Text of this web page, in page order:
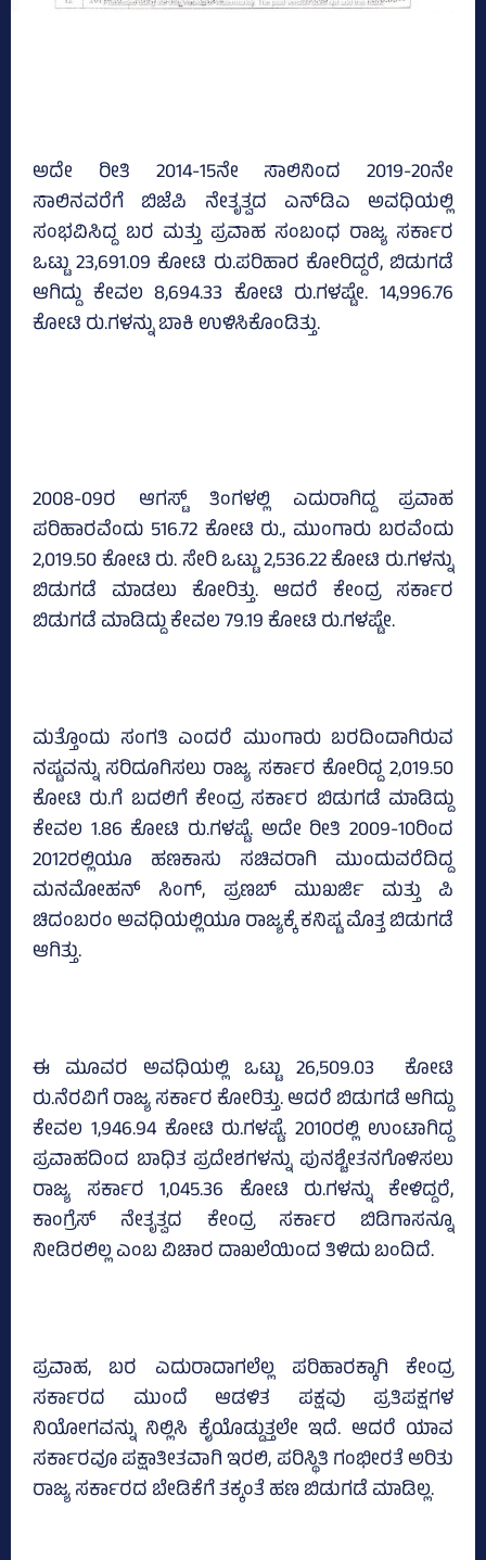
ಅದೇ ರೀತಿ 2014-15ನೇ ಸಾಲಿನಿಂದ 2019-20ನೇ
ಸಾಲಿನವರೆಗೆ ಬಿಜೆಪಿ ನೇತೃತ್ವದ ಎನ್‌ಡಿಎ ಅವಧಿಯಲ್ಲಿ
ಸಂಭವಿಸಿದ್ದ ಬರ ಮತ್ತು ಪ್ರವಾಹ ಸಂಬಂಧ ರಾಜ್ಯ ಸರ್ಕಾರ
ಒಟ್ಟು 23,691.09 ಕೋಟಿ ರು.ಪರಿಹಾರ ಕೋರಿದ್ದರೆ, ಬಿಡುಗಡೆ
ಆಗಿದ್ದು ಕೇವಲ 8,694.33 ಕೋಟಿ ರು.ಗಳಷ್ಟೇ. 14,996.76
ಕೋಟಿ ರು.ಗಳನ್ನು ಬಾಕಿ ಉಳಿಸಿಕೊಂಡಿತ್ತು.
2008-09ರ ಆಗಸ್ಟ್‌ ತಿಂಗಳಲ್ಲಿ ಎದುರಾಗಿದ್ದ ಪ್ರವಾಹ
ಪರಿಹಾರವೆಂದು 516.72 ಕೋಟಿ ರು., ಮುಂಗಾರು ಬರವೆಂದು
2,019.50 ಕೋಟಿ ರು. ಸೇರಿ ಒಟ್ಟು 2,536.22 ಕೋಟಿ ರು.ಗಳನ್ನು
ಬಿಡುಗಡೆ ಮಾಡಲು ಕೋರಿತ್ತು. ಆದರೆ ಕೇಂದ್ರ ಸರ್ಕಾರ
ಬಿಡುಗಡೆ ಮಾಡಿದ್ದು ಕೇವಲ 79.19 ಕೋಟಿ ರು.ಗಳಷ್ಟೇ.
ಮತ್ತೊಂದು ಸಂಗತಿ ಎಂದರೆ ಮುಂಗಾರು ಬರದಿಂದಾಗಿರುವ
ನಷ್ಟವನ್ನು ಸರಿದೂಗಿಸಲು ರಾಜ್ಯ ಸರ್ಕಾರ ಕೋರಿದ್ದ 2,019.50
ಕೋಟಿ ರು.ಗೆ ಬದಲಿಗೆ ಕೇಂದ್ರ ಸರ್ಕಾರ ಬಿಡುಗಡೆ ಮಾಡಿದ್ದು
ಕೇವಲ 1.86 ಕೋಟಿ ರು.ಗಳಷ್ಟೆ. ಅದೇ ರೀತಿ 2009-10ರಿಂದ
2012ರಲ್ಲಿಯೂ ಹಣಕಾಸು ಸಚಿವರಾಗಿ ಮುಂದುವರೆದಿದ್ದ
ಮನಮೋಹನ್‌ ಸಿಂಗ್‌, ಪ್ರಣಬ್‌ ಮುಖರ್ಜಿ ಮತ್ತು ಪಿ
ಚಿದಂಬರಂ ಅವಧಿಯಲ್ಲಿಯೂ ರಾಜ್ಯಕ್ಕೆ ಕನಿಷ್ಟ ಮೊತ್ತ ಬಿಡುಗಡೆ
ಆಗಿತ್ತು.
ಈ ಮೂವರ ಅವಧಿಯಲ್ಲಿ ಒಟ್ಟು 26,509.03 ಕೋಟಿ
ರು.ನೆರವಿಗೆ ರಾಜ್ಯ ಸರ್ಕಾರ ಕೋರಿತ್ತು. ಆದರೆ ಬಿಡುಗಡೆ ಆಗಿದ್ದು
ಕೇವಲ 1,946.94 ಕೋಟಿ ರು.ಗಳಷ್ಟೆ. 2010ರಲ್ಲಿ ಉಂಟಾಗಿದ್ದ
ಪ್ರವಾಹದಿಂದ ಬಾಧಿತ ಪ್ರದೇಶಗಳನ್ನು ಪುನಶ್ಚೇತನಗೊಳಿಸಲು
ರಾಜ್ಯ ಸರ್ಕಾರ 1,045.36 ಕೋಟಿ ರು.ಗಳನ್ನು ಕೇಳಿದ್ದರೆ,
ಕಾಂಗ್ರೆಸ್‌ ನೇತೃತ್ವದ ಕೇಂದ್ರ ಸರ್ಕಾರ ಬಿಡಿಗಾಸನ್ನೂ
ನೀಡಿರಲಿಲ್ಲ ಎಂಬ ವಿಚಾರ ದಾಖಲೆಯಿಂದ ತಿಳಿದು ಬಂದಿದೆ.
ಪ್ರವಾಹ, ಬರ ಎದುರಾದಾಗಲೆಲ್ಲ ಪರಿಹಾರಕ್ಕಾಗಿ ಕೇಂದ್ರ
ಸರ್ಕಾರದ ಮುಂದೆ ಆಡಳಿತ ಪಕ್ಷವು ಪ್ರತಿಪಕ್ಷಗಳ
ನಿಯೋಗವನ್ನು ನಿಲ್ಲಿಸಿ ಕೈಯೊಡ್ಡುತ್ತಲೇ ಇದೆ. ಆದರೆ ಯಾವ
ಸರ್ಕಾರವೂ ಪಕ್ಷಾತೀತವಾಗಿ ಇರಲಿ, ಪರಿಸ್ಥಿತಿ ಗಂಭೀರತೆ ಅರಿತು
ರಾಜ್ಯ ಸರ್ಕಾರದ ಬೇಡಿಕೆಗೆ ತಕ್ಕಂತೆ ಹಣ ಬಿಡುಗಡೆ ಮಾಡಿಲ್ಲ.